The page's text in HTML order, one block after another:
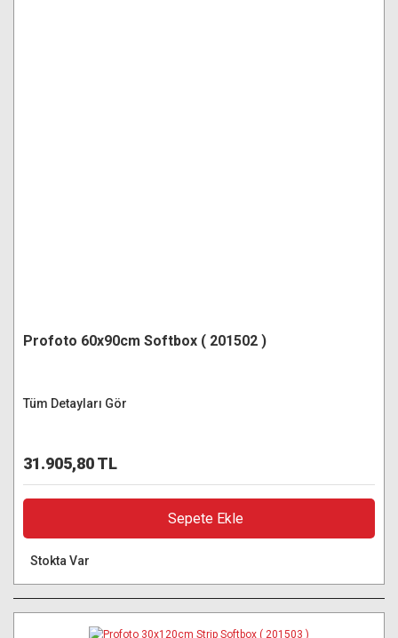
Profoto 60x90cm Softbox ( 201502 )
Tüm Detayları Gör
31.905,80 TL
Sepete Ekle
Stokta Var